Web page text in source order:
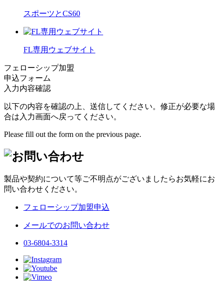
スポーツとCS60
FL専用ウェブサイト
フェローシップ加盟
申込フォーム
入力内容確認
以下の内容を確認の上、送信してください。修正が必要な場
合は入力画面へ戻ってください。
Please fill out the form on the previous page.
製品や契約について等ご不明点がございましたらお気軽にお
問い合わせください。
フェローシップ加盟申込
メールでのお問い合わせ
03-6804-3314